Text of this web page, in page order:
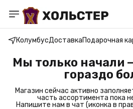
КолумбусДоставкаПодарочная
Мы только начали
гораздо
Магазин сейчас активно
часть ассортимента пока
Напишите нам в чат (иконка в